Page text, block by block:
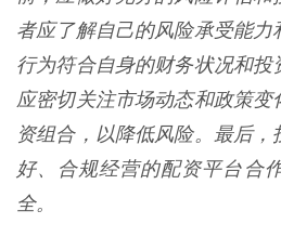
者应了解自己的风险承受能
行为符合自身的财务状况和
应密切关注市场动态和政策
资组合，以降低风险。最后
好、合规经营的配资平台合
全。